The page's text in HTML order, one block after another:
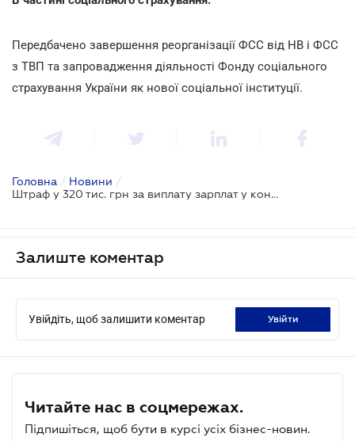
Передбачено завершення реорганізації ФСС від НВ і ФСС
з ТВП та запровадження діяльності Фонду соціального
страхування України як нової соціальної інституції.
Головна / Новини /
Штраф у 320 тис. грн за виплату зарплат у конверті:
Залиште коментар
Увійдіть, щоб залишити коментар увійти
Читайте нас в соцмережах.
Підпишіться, щоб бути в курсі усіх бізнес-новин.